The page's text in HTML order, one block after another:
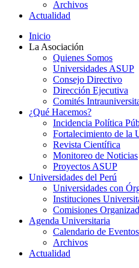
Archivos
Actualidad
Inicio
La Asociación
Quienes Somos
Universidades ASUP
Consejo Directivo
Dirección Ejecutiva
Comités
¿Qué Hacemos?
Incidencia Política
Fortalecimiento de la
Revista Científica
Monitoreo de Noticias
Proyectos ASUP
Universidades del Perú
Universidades con
Instituciones
Comisiones
Agenda Universitaria
Calendario de Eventos
Archivos
Actualidad